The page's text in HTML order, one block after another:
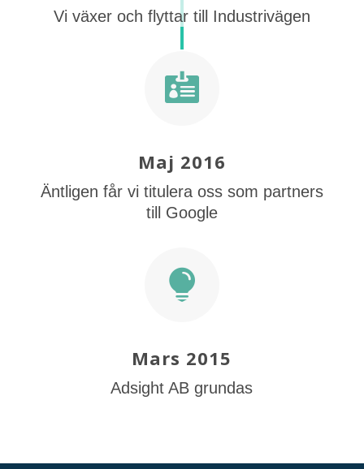
Vi växer och flyttar till Industrivägen

Maj 2016
Äntligen får vi titulera oss som partners
till Google

Mars 2015
Adsight AB grundas